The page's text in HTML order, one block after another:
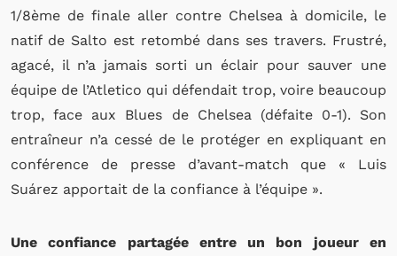
1/8ème de finale aller contre Chelsea à domicile, le
natif de Salto est retombé dans ses travers. Frustré,
agacé, il n’a jamais sorti un éclair pour sauver une
équipe de l’Atletico qui défendait trop, voire beaucoup
trop, face aux Blues de Chelsea (défaite 0-1). Son
entraîneur n’a cessé de le protéger en expliquant en
conférence de presse d’avant-match que « Luis
Suárez apportait de la confiance à l’équipe ».
Une confiance partagée entre un bon joueur en